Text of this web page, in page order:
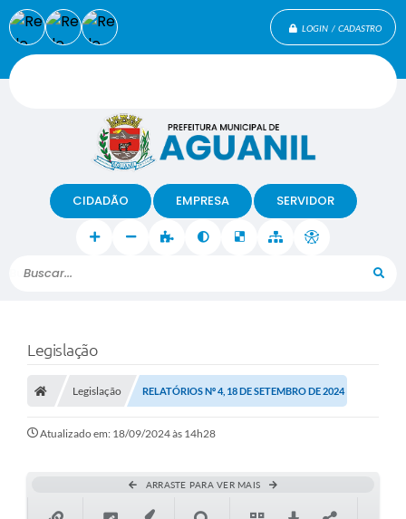
LOGIN / CADASTRO
Buscar...
CIDADÃO EMPRESA SERVIDOR
Legislação
Legislação RELATÓRIOS Nº 4, 18 DE SETEMBRO DE 2024
Atualizado em: 18/09/2024 às 14h28
ARRASTE PARA VER MAIS